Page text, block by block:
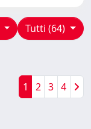
Tutti (64)
1 2 3 4